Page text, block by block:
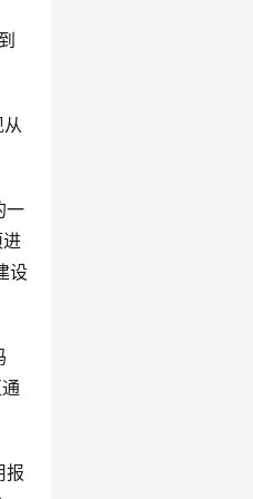
从
一
设
报